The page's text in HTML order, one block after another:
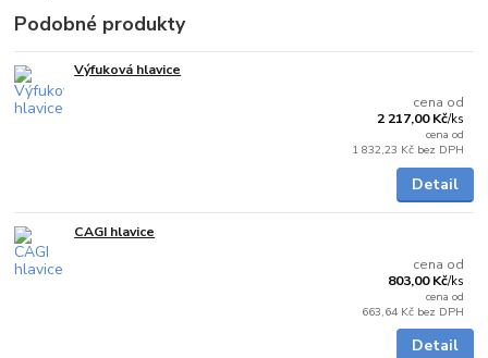
Podobné produkty
Výfuková hlavice
cena od
2 217,00 Kč/ks
cena od
1 832,23 Kč bez DPH
Detail
CAGI hlavice
cena od
803,00 Kč/ks
cena od
663,64 Kč bez DPH
Detail